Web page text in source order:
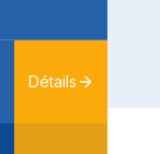
Détails